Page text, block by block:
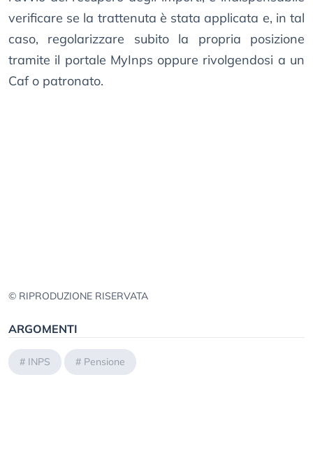
verificare se la trattenuta è stata applicata e, in tal
caso, regolarizzare subito la propria posizione
tramite il portale MyInps oppure rivolgendosi a un
Caf o patronato.
© RIPRODUZIONE RISERVATA
ARGOMENTI
# INPS # Pensione